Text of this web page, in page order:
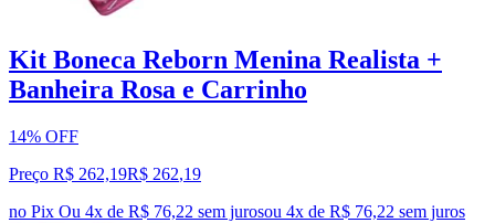
Kit Boneca Reborn Menina Realista +
Banheira Rosa e Carrinho
14% OFF
Preço R$ 262,19R$ 262,19
no Pix Ou 4x de R$ 76,22 sem jurosou 4x de R$ 76,22 sem juros